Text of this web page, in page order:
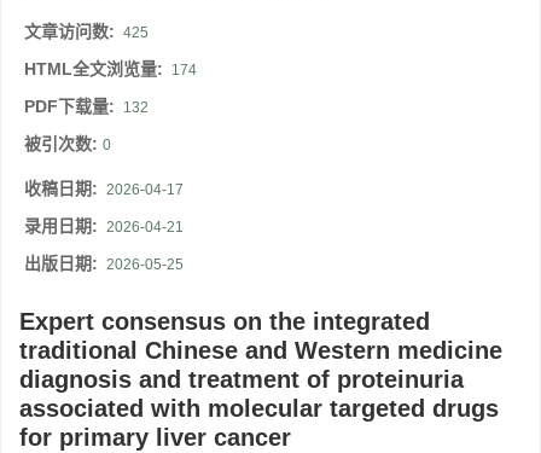
文章访问数: 425
HTML全文浏览量: 174
PDF下载量: 132
被引次数: 0
收稿日期: 2026-04-17
录用日期: 2026-04-21
出版日期: 2026-05-25
Expert consensus on the integrated
traditional Chinese and Western medicine
diagnosis and treatment of proteinuria
associated with molecular targeted drugs
for primary liver cancer